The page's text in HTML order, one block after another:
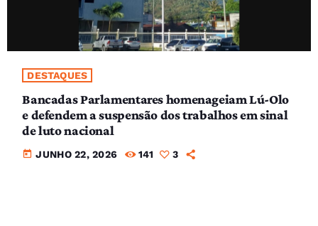
DESTAQUES
Bancadas Parlamentares homenageiam Lú-Olo
e defendem a suspensão dos trabalhos em sinal
de luto nacional
today JUNHO 22, 2026 141 3